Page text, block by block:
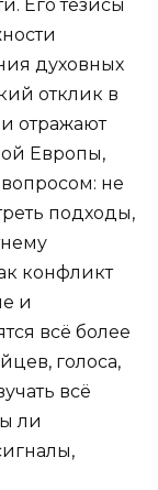
Его тезисы
духовных
отклик в
отражают
Европы,
не
подходы,
конфликт
и
всё более
голоса,
всё
ли